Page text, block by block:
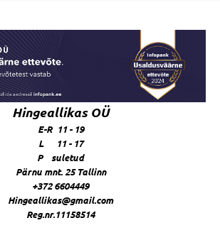
Hingeallikas OÜ
E-R 11 - 19
L 11 - 17
P suletud
Pärnu mnt. 25 Tallinn
+372 6604449
Hingeallikas@gmail.com
Reg.nr.11158514